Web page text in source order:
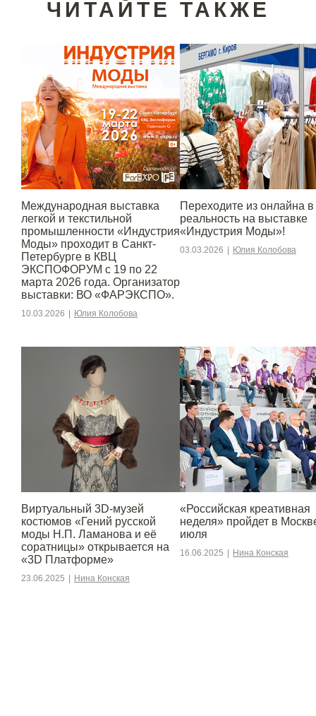
ЧИТАЙТЕ ТАКЖЕ
Международная выставка
легкой и текстильной
промышленности «Индустрия
Моды» проходит в Санкт-
Петербурге в КВЦ
ЭКСПОФОРУМ с 19 по 22
марта 2026 года. Организатор
выставки: ВО «ФАРЭКСПО».
10.03.2026 Юлия Колобова
Переходите из онлайна в
реальность на выставке
«Индустрия Моды»!
03.03.2026 Юлия Колобова
Виртуальный 3D-музей
костюмов «Гений русской
моды Н.П. Ламанова и её
соратницы» открывается на
«3D Платформе»
23.06.2025 Нина Конская
«Российская креативная
неделя» пройдет в
июля
16.06.2025 Нина Конская